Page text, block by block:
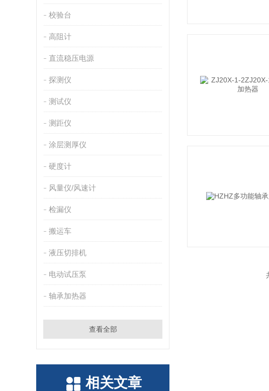
校验台
高阻计
直流稳压电源
探测仪
测试仪
测距仪
涂层测厚仪
硬度计
风量仪/风速计
检漏仪
搬运车
液压切排机
电动试压泵
轴承加热器
查看全部
相关文章